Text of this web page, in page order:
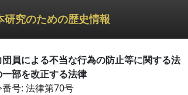
研究のための歴史情報
員による不当な行為の防止等に関する法
部を改正する法律
号: 法律第70号